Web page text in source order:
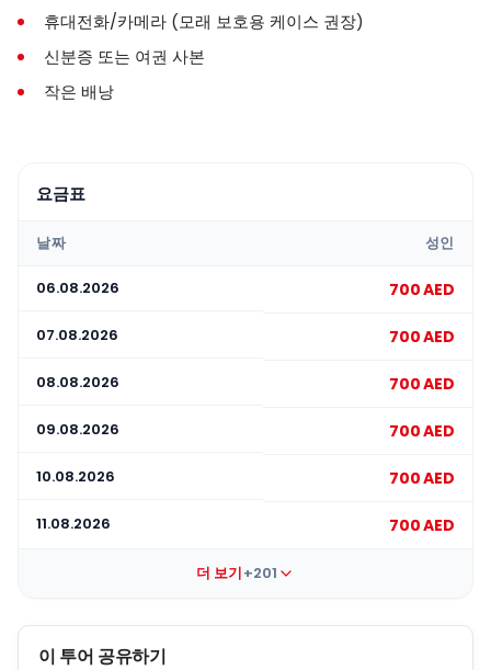
휴대전화/카메라 (모래 보호용 케이스 권장)
신분증 또는 여권 사본
작은 배낭
요금표
날짜 성인
06.08.2026 700 AED
07.08.2026 700 AED
08.08.2026 700 AED
09.08.2026 700 AED
10.08.2026 700 AED
11.08.2026 700 AED
더 보기+201
이 투어 공유하기